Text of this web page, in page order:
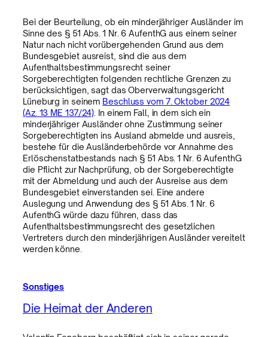
Bei der Beurteilung, ob ein minderjähriger Ausländer im
Sinne des § 51 Abs. 1 Nr. 6 AufenthG aus einem seiner
Natur nach nicht vorübergehenden Grund aus dem
Bundesgebiet ausreist, sind die aus dem
Aufenthaltsbestimmungsrecht seiner
Sorgeberechtigten folgenden rechtliche Grenzen zu
berücksichtigen, sagt das Oberverwaltungsgericht
Lüneburg in seinem Beschluss vom 7. Oktober 2024
(Az. 13 ME 137/24) . In einem Fall, in dem sich ein
minderjähriger Ausländer ohne Zustimmung seiner
Sorgeberechtigten ins Ausland abmelde und ausreis,
bestehe für die Ausländerbehörde vor Annahme des
Erlöschenstatbestands nach § 51 Abs. 1 Nr. 6 AufenthG
die Pflicht zur Nachprüfung, ob der Sorgeberechtigte
mit der Abmeldung und auch der Ausreise aus dem
Bundesgebiet einverstanden sei. Eine andere
Auslegung und Anwendung des § 51 Abs. 1 Nr. 6
AufenthG würde dazu führen, dass das
Aufenthaltsbestimmungsrecht des gesetzlichen
Vertreters durch den minderjährigen Ausländer vereitelt
werden könne.
Sonstiges
Die Heimat der Anderen